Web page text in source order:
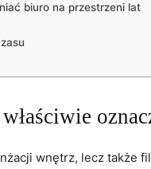
biuro na przestrzeni lat
wnętrz, lecz także